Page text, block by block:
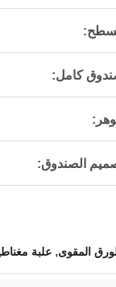
كامل:
الصندوق:
المقوى, علبة